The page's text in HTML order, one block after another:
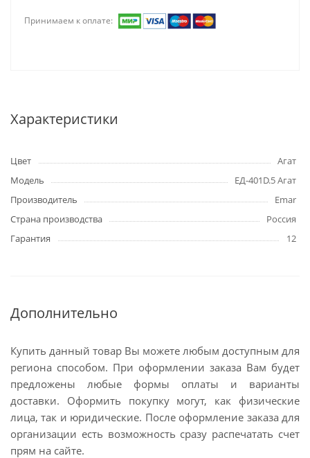
Принимаем к оплате:
Характеристики
Цвет
Агат
Модель
ЕД-401D.5 Агат
Производитель
Emar
Страна производства
Россия
Гарантия
12
Дополнительно
Купить данный товар Вы можете любым доступным для
региона способом. При оформлении заказа Вам будет
предложены любые формы оплаты и варианты
доставки. Оформить покупку могут, как физические
лица, так и юридические. После оформление заказа для
организации есть возможность сразу распечатать счет
прям на сайте.